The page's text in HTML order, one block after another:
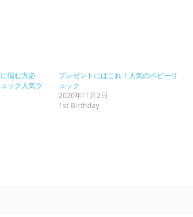
悩む方必
ック人気ラ
プレゼントにはこれ！人気のベビーリ
ュック
2020年11月2日
1st Birthday